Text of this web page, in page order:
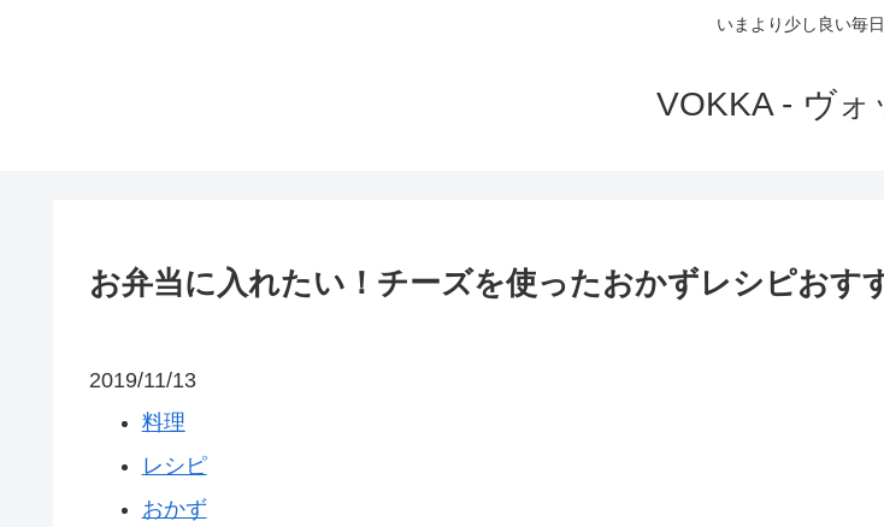
いまより少し良い毎
VOKKA - ヴォ
お弁当に入れたい！チーズを使ったおかずレシピおす
2019/11/13
料理
レシピ
おかず